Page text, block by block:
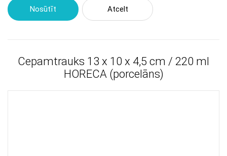
Nosūtīt Atcelt
Cepamtrauks 13 x 10 x 4,5 cm / 220 ml
HORECA (porcelāns)